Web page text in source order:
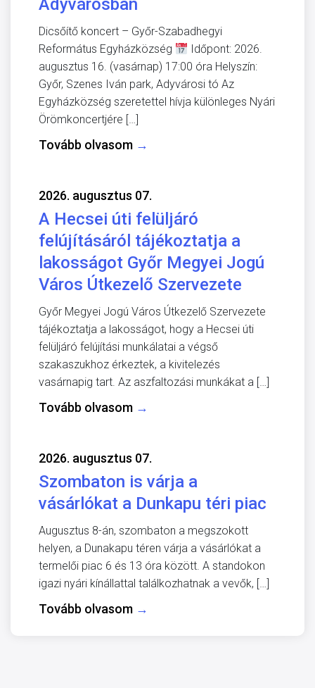
Adyvárosban
Dicsőítő koncert – Győr-Szabadhegyi
Református Egyházközség
Időpont: 2026.
augusztus 16. (vasárnap) 17:00 óra Helyszín:
Győr, Szenes Iván park, Adyvárosi tó Az
Egyházközség szeretettel hívja különleges Nyári
Örömkoncertjére […]
Tovább olvasom →
2026. augusztus 07.
A Hecsei úti felüljáró
felújításáról tájékoztatja a
lakosságot Győr Megyei Jogú
Város Útkezelő Szervezete
Győr Megyei Jogú Város Útkezelő Szervezete
tájékoztatja a lakosságot, hogy a Hecsei úti
felüljáró felújítási munkálatai a végső
szakaszukhoz érkeztek, a kivitelezés
vasárnapig tart. Az aszfaltozási munkákat a […]
Tovább olvasom →
2026. augusztus 07.
Szombaton is várja a
vásárlókat a Dunkapu téri piac
Augusztus 8-án, szombaton a megszokott
helyen, a Dunakapu téren várja a vásárlókat a
termelői piac 6 és 13 óra között. A standokon
igazi nyári kínállattal találkozhatnak a vevők, […]
Tovább olvasom →